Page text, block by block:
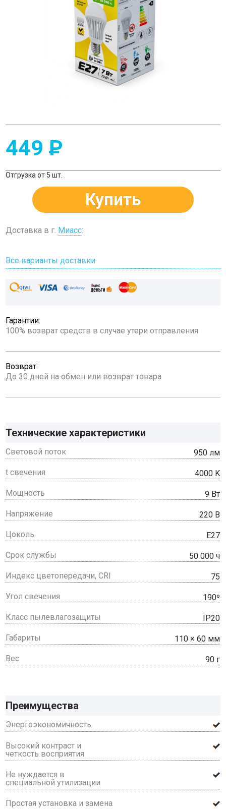
449 P
Отгрузка от 5 шт.
Купить
Доставка в г. Миасс:
Все варианты доставки
Гарантии:
100% возврат средств в случае утери отправления
Возврат:
До 30 дней на обмен или возврат товара
Технические характеристики
Световой поток 950 лм
t свечения 4000 K
Мощность 9 Вт
Напряжение 220 В
Цоколь E27
Срок службы 50 000 ч
Индекс цветопередачи, CRI 75
Угол свечения 190º
Класс пылевлагозащиты IP20
Габариты 110 × 60 мм
Вес 90 г
Преимущества
Энергоэкономичность
Высокий контраст и
четкость восприятия
Не нуждается в
специальной утилизации
Простая установка и замена